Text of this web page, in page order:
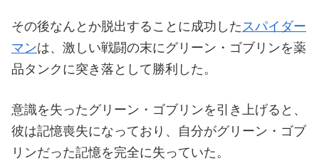
その後なんとか脱出することに成功したスパイダー
マンは、激しい戦闘の末にグリーン・ゴブリンを薬
品タンクに突き落として勝利した。
意識を失ったグリーン・ゴブリンを引き上げると、
彼は記憶喪失になっており、自分がグリーン・ゴブ
リンだった記憶を完全に失っていた。